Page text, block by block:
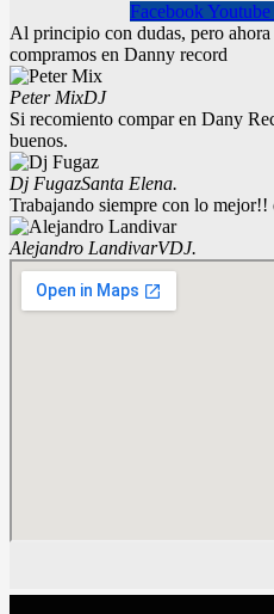
Facebook Youtube
Al principio con dudas, pero
compramos en Danny record
Peter MixDJ
Si recomiento compar en Dany
buenos.
Dj FugazSanta Elena.
Trabajando siempre con lo
Alejandro LandivarVDJ.